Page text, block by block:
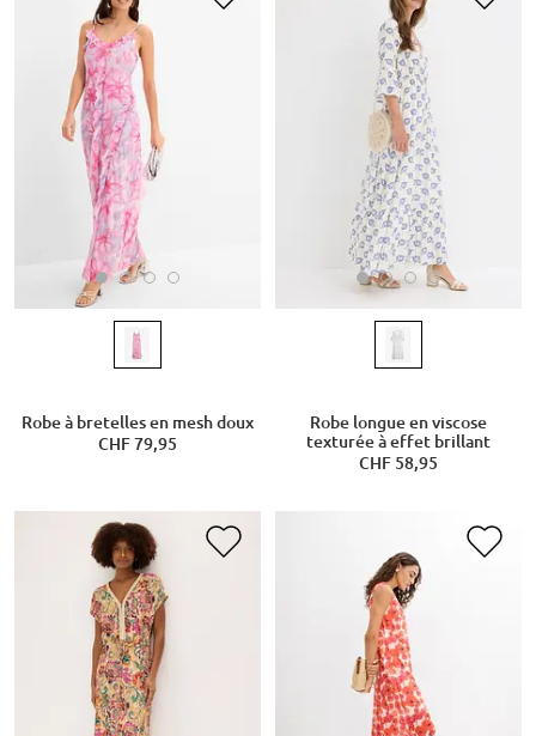
Robe à bretelles en mesh doux
CHF 79,95
Robe longue en viscose
texturée à effet brillant
CHF 58,95